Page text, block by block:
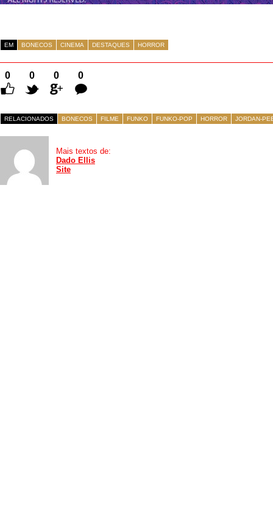
EM BONECOS CINEMA DESTAQUES HORROR
0 0 0
0
Comentários
RELACIONADOS BONECOS FILME FUNKO FUNKO-POP HORROR JORDAN-
Mais textos de:
Dado Ellis
Site